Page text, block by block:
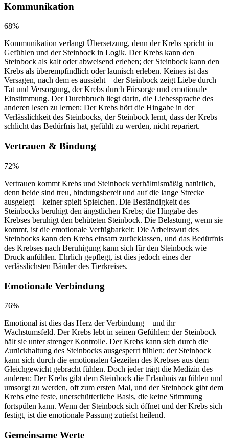
Kommunikation
68%
Kommunikation verlangt Übersetzung, denn der Krebs spricht in
Gefühlen und der Steinbock in Logik. Der Krebs kann den
Steinbock als kalt oder abweisend erleben; der Steinbock kann den
Krebs als überempfindlich oder launisch erleben. Keines ist das
Versagen, nach dem es aussieht – der Steinbock zeigt Liebe durch
Tat und Versorgung, der Krebs durch Fürsorge und emotionale
Einstimmung. Der Durchbruch liegt darin, die Liebessprache des
anderen lesen zu lernen: Der Krebs hört die Hingabe in der
Verlässlichkeit des Steinbocks, der Steinbock lernt, dass der Krebs
schlicht das Bedürfnis hat, gefühlt zu werden, nicht repariert.
Vertrauen & Bindung
72%
Vertrauen kommt Krebs und Steinbock verhältnismäßig natürlich,
denn beide sind treu, bindungsbereit und auf die lange Strecke
ausgelegt – keiner spielt Spielchen. Die Beständigkeit des
Steinbocks beruhigt den ängstlichen Krebs; die Hingabe des
Krebses beruhigt den behüteten Steinbock. Die Belastung, wenn sie
kommt, ist die emotionale Verfügbarkeit: Die Arbeitswut des
Steinbocks kann den Krebs einsam zurücklassen, und das Bedürfnis
des Krebses nach Beruhigung kann sich für den Steinbock wie
Druck anfühlen. Ehrlich gepflegt, ist dies jedoch eines der
verlässlichsten Bänder des Tierkreises.
Emotionale Verbindung
76%
Emotional ist dies das Herz der Verbindung – und ihr
Wachstumsfeld. Der Krebs lebt in seinen Gefühlen; der Steinbock
hält sie unter strenger Kontrolle. Der Krebs kann sich durch die
Zurückhaltung des Steinbocks ausgesperrt fühlen; der Steinbock
kann sich durch die emotionalen Gezeiten des Krebses aus dem
Gleichgewicht gebracht fühlen. Doch jeder trägt die Medizin des
anderen: Der Krebs gibt dem Steinbock die Erlaubnis zu fühlen und
umsorgt zu werden, oft zum ersten Mal, und der Steinbock gibt dem
Krebs eine feste, unerschütterliche Basis, die keine Stimmung
fortspülen kann. Wenn der Steinbock sich öffnet und der Krebs sich
festigt, ist die emotionale Passung zutiefst heilend.
Gemeinsame Werte